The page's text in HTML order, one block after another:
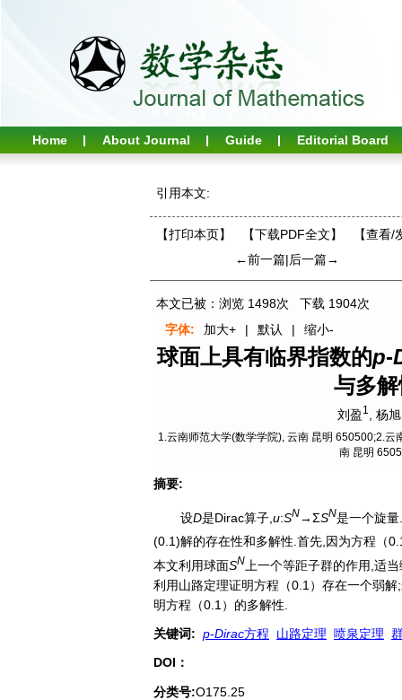
Home About Journal Guide Editorial Board
引用本文:
【打印本页】 【下载PDF全文】 【查看/
←前一篇|后一篇→
本文已被：浏览 1498次 下载 1904次
字体:
加大+ | 默认 | 缩小-
球面上具有临界指数的p-
与多
刘盈 1 杨旭
1.云南师范大学(数学学院), 云南 昆明 650500;2.
南 昆明
摘要:
设D是Dirac算子, u:SN→ΣSN是一个旋
(0.1)解的存在性和多解性.首先,因为方程（
本文利用球面SN 上一个等距子群的作用,适
利用山路定理证明方程（0.1）存在一个弱
明方程（0.1）的多解性.
关键词: p-Dirac方程 山路定理 喷泉定理
DOI：
分类号:O175.25